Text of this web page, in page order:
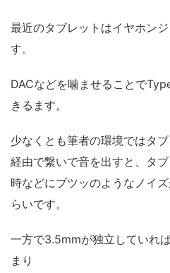
最近のタブレットはイヤホン
す。
DACなどを噛ませることで
きるます。
少なくとも筆者の環境ではタ
経由で繋いで音を出すと、タ
時などにブツッのようなノイ
らいです。
一方で3.5mmが独立していれ
まり